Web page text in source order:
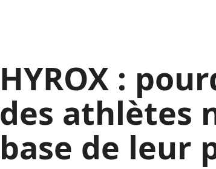
HYROX :
des athlètes
base de leur